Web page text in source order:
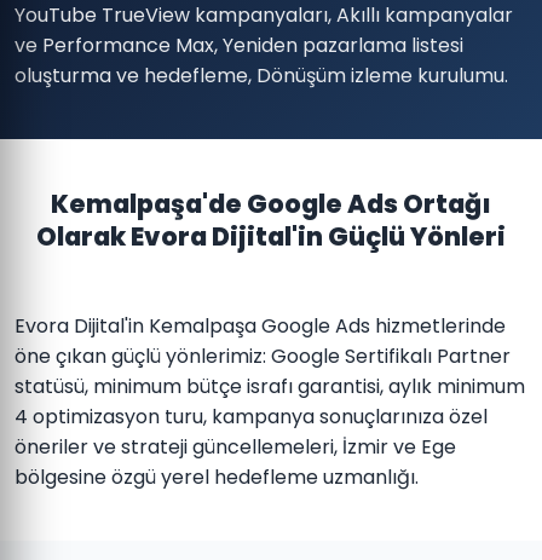
YouTube TrueView kampanyaları, Akıllı kampanyalar
ve Performance Max, Yeniden pazarlama listesi
oluşturma ve hedefleme, Dönüşüm izleme kurulumu.
Kemalpaşa'de Google Ads Ortağı
Olarak Evora Dijital'in Güçlü Yönleri
Evora Dijital'in Kemalpaşa Google Ads hizmetlerinde
öne çıkan güçlü yönlerimiz: Google Sertifikalı Partner
statüsü, minimum bütçe israfı garantisi, aylık minimum
4 optimizasyon turu, kampanya sonuçlarınıza özel
öneriler ve strateji güncellemeleri, İzmir ve Ege
bölgesine özgü yerel hedefleme uzmanlığı.